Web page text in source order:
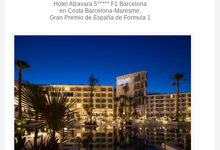
Hotel Atzavara 5***** F1 Barcelona
en Costa Barcelona-Maresme,
Gran Premio de España de Formula 1